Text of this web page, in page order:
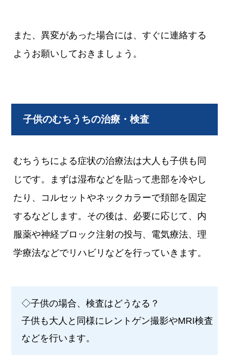
また、異変があった場合には、すぐに連絡する
ようお願いしておきましょう。
子供のむちうちの治療・検査
むちうちによる症状の治療法は大人も子供も同
じです。まずは湿布などを貼って患部を冷やし
たり、コルセットやネックカラーで頚部を固定
するなどします。その後は、必要に応じて、内
服薬や神経ブロック注射の投与、電気療法、理
学療法などでリハビリなどを行っていきます。
◇子供の場合、検査はどうなる？
子供も大人と同様にレントゲン撮影やMRI検査
などを行います。